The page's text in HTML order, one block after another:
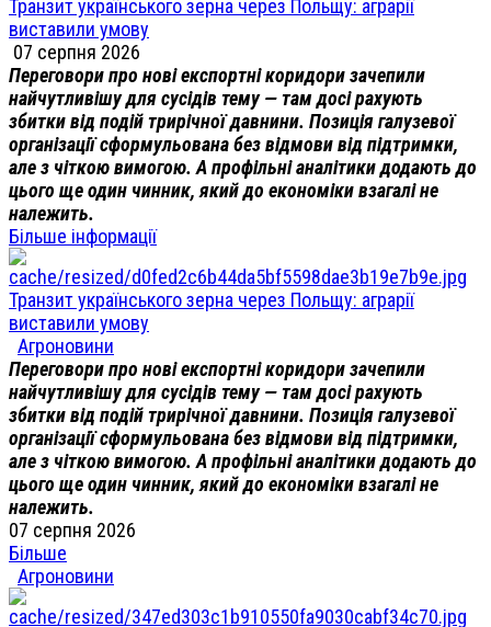
Транзит українського зерна через Польщу: аграрії
виставили умову
07 серпня 2026
Переговори про нові експортні коридори зачепили
найчутливішу для сусідів тему — там досі рахують
збитки від подій трирічної давнини. Позиція галузевої
організації сформульована без відмови від підтримки,
але з чіткою вимогою. А профільні аналітики додають до
цього ще один чинник, який до економіки взагалі не
належить.
Більше інформації
Транзит українського зерна через Польщу: аграрії
виставили умову
Агроновини
Переговори про нові експортні коридори зачепили
найчутливішу для сусідів тему — там досі рахують
збитки від подій трирічної давнини. Позиція галузевої
організації сформульована без відмови від підтримки,
але з чіткою вимогою. А профільні аналітики додають до
цього ще один чинник, який до економіки взагалі не
належить.
07 серпня 2026
Більше
Агроновини